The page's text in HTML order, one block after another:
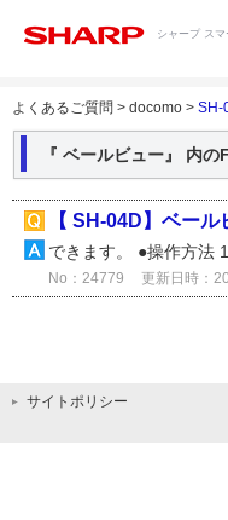
シャープ ス
よくあるご質問 > docomo > SH-
『 ベールビュー』 内の
【 SH-04D】ベー
できます。 ●操作方法
No：24779 更新日時：
サイトポリシー